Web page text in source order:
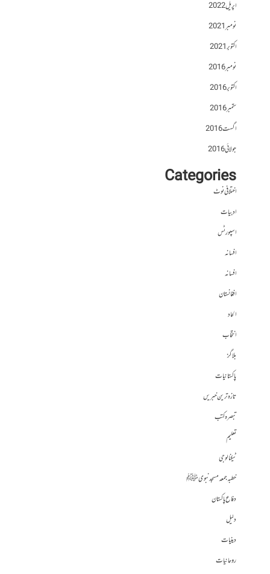
اپریل 2022
نومبر 2021
اکتوبر 2021
نومبر 2016
اکتوبر 2016
ستمبر 2016
اگست 2016
جولائی 2016
Categories
اختلافی نوٹ
ادبیات
اسپورٹس
افسانہ
افسانہ
افغانستان
الحاد
انتخاب
بلاگز
پاکستانیات
تازہ ترین خبریں
تبصرہ کتب
تعلیم
ٹیکنالوجی
خطبہ جمعہ مسجد نبوی ﷺ
دفاع پاکستان
دلیل
دینیات
روحانیات